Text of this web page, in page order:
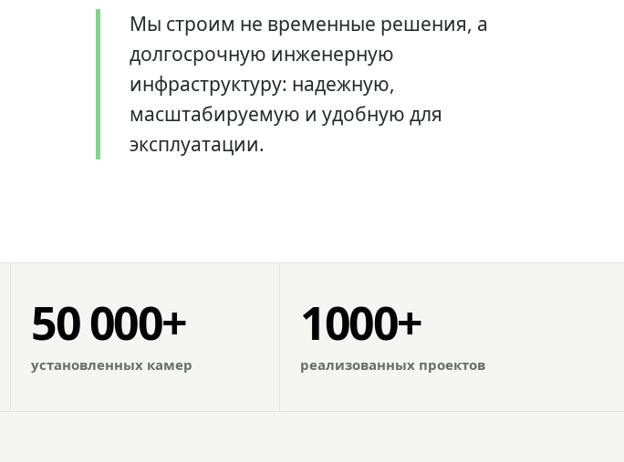
Мы строим не временные решения, а
долгосрочную инженерную
инфраструктуру: надежную,
масштабируемую и удобную для
эксплуатации.
50 000+
установленных камер
1000+
реализованных проектов